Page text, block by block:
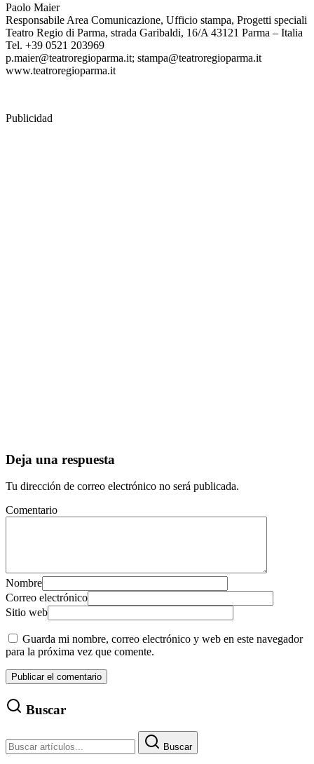
Paolo Maier
Responsabile Area Comunicazione, Ufficio stampa, Progetti speciali
Teatro Regio di Parma, strada Garibaldi, 16/A 43121 Parma – Italia
Tel. +39 0521 203969
p.maier@teatroregioparma.it; stampa@teatroregioparma.it
www.teatroregioparma.it
Publicidad
Deja una respuesta
Tu dirección de correo electrónico no será publicada.
Comentario
Nombre
Correo electrónico
Sitio web
Guarda mi nombre, correo electrónico y web en este navegador
para la próxima vez que comente.
Buscar
Buscar